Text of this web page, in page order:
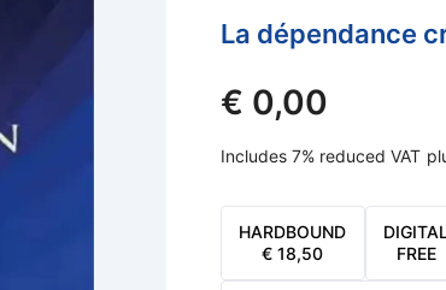
La dépendance
€ 0,00
Includes 7% reduced VAT
HARDBOUND
€ 18,50
DIGITAL
FREE